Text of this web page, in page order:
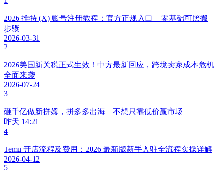
2026 推特 (X) 账号注册教程：官方正规入口 + 零基础可照搬
步骤
2026-03-31
2
2026美国新关税正式生效！中方最新回应，跨境卖家成本危机
全面来袭
2026-07-24
3
砸千亿做新拼姆，拼多多出海，不想只靠低价赢市场
昨天 14:21
4
Temu 开店流程及费用：2026 最新版新手入驻全流程实操详解
2026-04-12
5